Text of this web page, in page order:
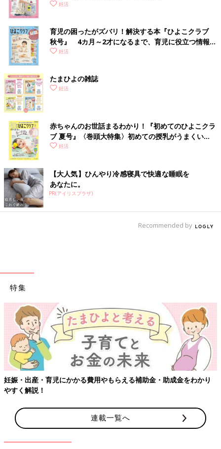
妊活
育児の困ったがズバリ！解決する本『ひよこクラブ
秋号』 4カ月～2才になるまで、育児に役立つ情報が
いっぱい！
妊活
たまひよの雑誌
妊活
赤ちゃんのお世話まるわかり！『初めてのひよこクラ
ブ 夏号』〈巻頭大特集〉初めての授乳がうまくい
く！ おっぱい・ミルクの基本と夏のトラブル 解決テ
妊活
【大人気】ひんやり冷感寝具で快適な睡眠を
あなたに。
PR(アイリスプラザ)
Recommended by
特集
妊娠・出産・育児にかかる費用やもらえる補助金・助成金をわかり
やすく解説！
連載一覧へ